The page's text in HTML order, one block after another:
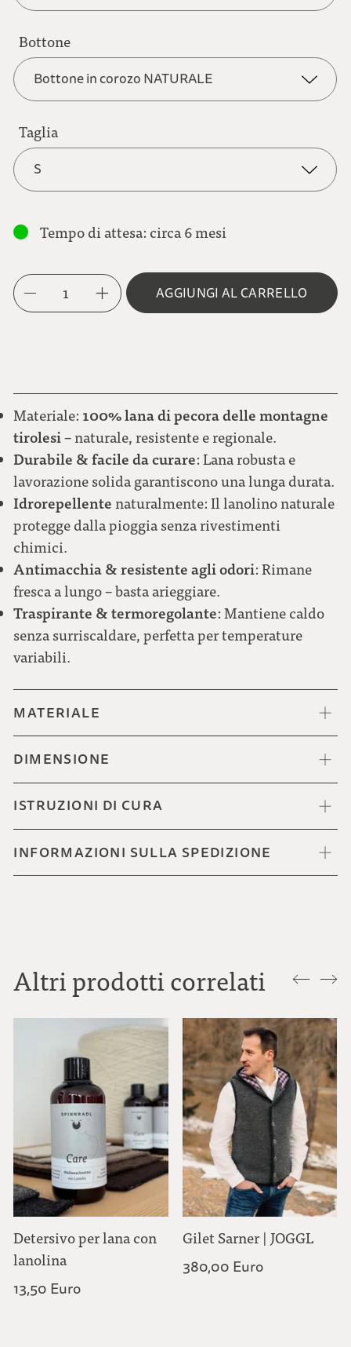
grigio chiaro
blu scuro
grigio-marrone
rosso scuro
verde
Bottone
Bottone in corozo NATURALE
Bottone in metallo FIORE
Taglia
S
L
Tempo di attesa: circa 6 mesi
1 AGGIUNGI AL CARRELLO
Materiale: 100% lana di pecora delle montagne
tirolesi– naturale, resistente e regionale.
Durabile & facile da curare: Lana robusta e
lavorazione solida garantiscono una lunga durata.
Idrorepellentenaturalmente: Il lanolino naturale
protegge dalla pioggia senza rivestimenti
chimici.
Antimacchia & resistente agli odori: Rimane
fresca a lungo – basta arieggiare.
Traspirante & termoregolante: Mantiene caldo
senza surriscaldare, perfetta per temperature
variabili.
MATERIALE
DIMENSIONE
ISTRUZIONI DI CURA
INFORMAZIONI SULLA SPEDIZIONE
Altri prodotti correlati
Detersivo per lana con
lanolina
13,50 Euro
Gilet Sarner | JOGGL
380,00 Euro